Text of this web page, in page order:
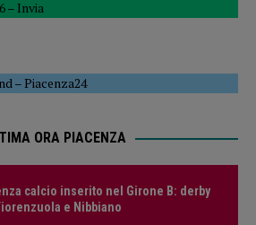
– Invia
–Piacenza24
ORA PIACENZA
calcio inserito nel Girone B: derby
e Nibbiano